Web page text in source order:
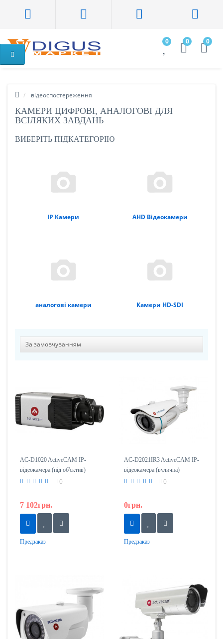
0 0 0
відеоспостереження
КАМЕРИ ЦИФРОВІ, АНАЛОГОВІ ДЛЯ
ВСІЛЯКИХ ЗАВДАНЬ
ВИБЕРІТЬ ПІДКАТЕГОРІЮ
IP Камери AHD Відеокамери
аналогові камери Камери HD-SDI
AC-D1020 ActiveCAM IP-
відеокамера (під об'єктив)
0
7 102грн.
Предзаказ
AC-D2021IR3 ActiveCAM IP-
відеокамера (вулична)
0
0грн.
Предзаказ